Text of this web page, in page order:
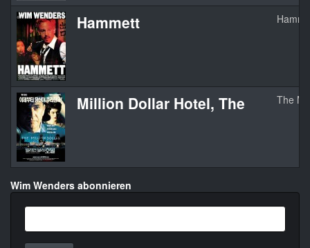
Hammett
Million Dollar Hotel, The The
Wim Wenders abonnieren